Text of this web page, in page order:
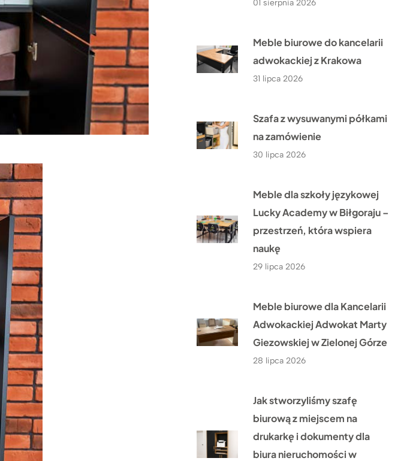
01 sierpnia 2026
Meble biurowe do kancelarii
adwokackiej z Krakowa
31 lipca 2026
Szafa z wysuwanymi półkami
na zamówienie
30 lipca 2026
Meble dla szkoły językowej
Lucky Academy w Biłgoraju –
przestrzeń, która wspiera
naukę
29 lipca 2026
Meble biurowe dla Kancelarii
Adwokackiej Adwokat Marty
Giezowskiej w Zielonej Górze
28 lipca 2026
Jak stworzyliśmy szafę
biurową z miejscem na
drukarkę i dokumenty dla
biura nieruchomości w